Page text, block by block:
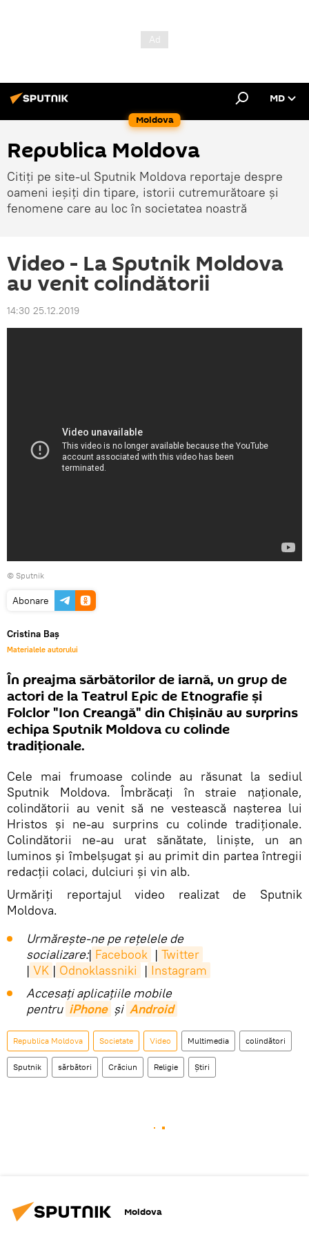
Moldova
MD
Republica Moldova
Citiți pe site-ul Sputnik Moldova reportaje despre
oameni ieșiți din tipare, istorii cutremurătoare și
fenomene care au loc în societatea noastră
Video - La Sputnik Moldova
au venit colindătorii
14:30 25.12.2019
© Sputnik
Abonare
Cristina Baș
Materialele autorului
În preajma sărbătorilor de iarnă, un grup de
actori de la Teatrul Epic de Etnografie şi
Folclor "Ion Creangă" din Chișinău au surprins
echipa Sputnik Moldova cu colinde
tradiționale.
Cele mai frumoase colinde au răsunat la sediul
Sputnik Moldova. Îmbrăcați în straie naționale,
colindătorii au venit să ne vestească nașterea lui
Hristos și ne-au surprins cu colinde tradiționale.
Colindătorii ne-au urat sănătate, liniște, un an
luminos și îmbelșugat și au primit din partea întregii
redacții colaci, dulciuri și vin alb.
Urmăriți reportajul video realizat de Sputnik
Moldova.
Urmărește-ne pe rețelele de
socializare:| Facebook | Twitter
| VK | Odnoklassniki | Instagram
Accesaţi aplicaţiile mobile
pentru iPhone și Android
Republica Moldova Societate Video Multimedia colindători
Sputnik sărbători Crăciun Religie Știri
Moldova